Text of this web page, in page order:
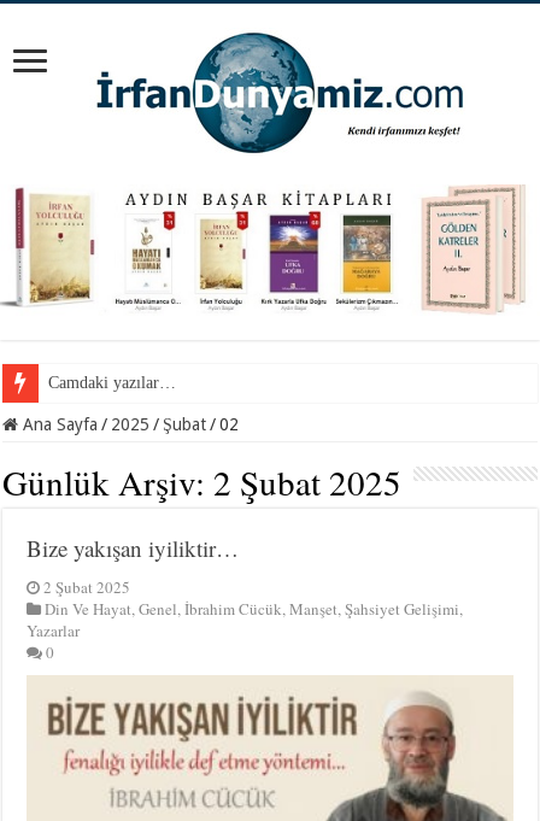
Camdaki yazılar…
Ana Sayfa / 2025 / Şubat / 02
Günlük Arşiv: 2 Şubat 2025
Bize yakışan iyiliktir…
2 Şubat 2025
Din Ve Hayat,Genel,İbrahim Cücük,Manşet,Şahsiyet Gelişimi,
Yazarlar
0